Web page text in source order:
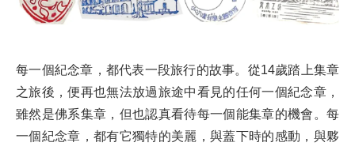
每一個紀念章，都代表一段旅行的故事。從14歲踏上集章
之旅後，便再也無法放過旅途中看見的任何一個紀念章，
雖然是佛系集章，但也認真看待每一個能集章的機會。每
一個紀念章，都有它獨特的美麗，與蓋下時的感動，與夥